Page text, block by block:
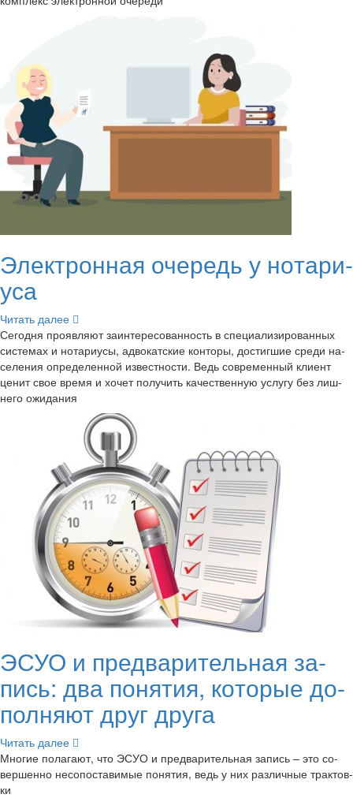
Элек­трон­ная оче­редь у но­та­ри­
уса
Чи­тать далее
Се­го­дня про­яв­ля­ют за­ин­те­ре­со­ван­ность в спе­ци­а­ли­зи­ро­ван­ных
си­сте­мах и но­та­ри­усы, ад­во­кат­ские кон­то­ры, до­стиг­шие среди на­
се­ле­ния опре­де­лен­ной из­вест­но­сти. Ведь со­вре­мен­ный кли­ент
ценит свое время и хочет по­лу­чить ка­че­ствен­ную услу­гу без лиш­
не­го ожи­да­ния
ЭСУО и пред­ва­ри­тель­ная за­
пись: два по­ня­тия, ко­то­рые до­
пол­ня­ют друг друга
Чи­тать далее
Мно­гие по­ла­га­ют, что ЭСУО и пред­ва­ри­тель­ная за­пись – это со­
вер­шен­но несо­по­ста­ви­мые по­ня­тия, ведь у них раз­лич­ные трак­тов­
ки